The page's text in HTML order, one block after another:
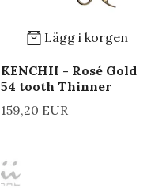
Lägg i korgen
KENCHII - Rosé Gold
54 tooth Thinner
159,20 EUR